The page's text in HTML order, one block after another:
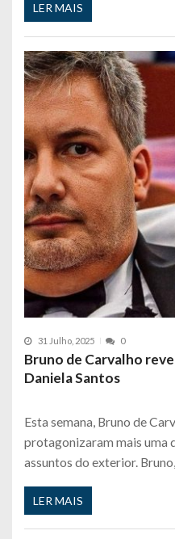
LER MAIS
31 Julho, 2025 0
Bruno de Carvalho
Daniela Santos
Esta semana, Bruno de
protagonizaram mais uma
assuntos do exterior.
LER MAIS